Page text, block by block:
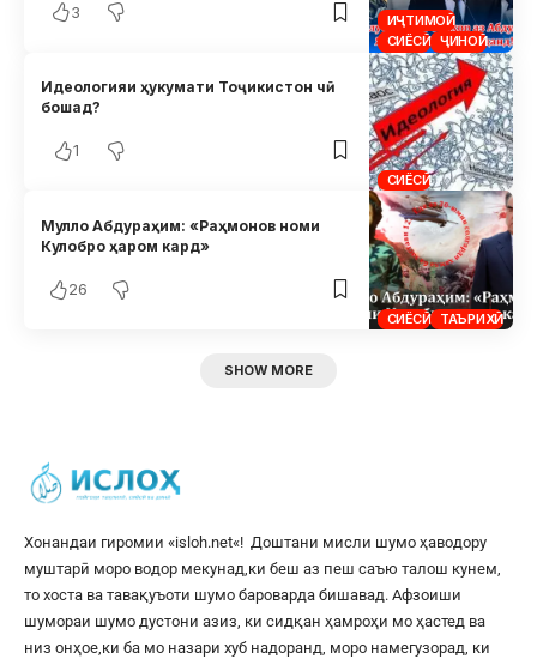
ИҶТИМОӢ
СИЁСӢ
ҶИНОӢ
3
СИЁСӢ
Идеологияи ҳукумати Тоҷикистон чӣ
бошад?
1
СИЁСӢ ТАЪРИХӢ
Мулло Абдураҳим: «Раҳмонов номи
Кулобро ҳаром кард»
26
SHOW MORE
Хонандаи гиромии «isloh.net«! Доштани мисли шумо ҳаводору
муштарӣ моро водор мекунад,ки беш аз пеш саъю талош кунем,
то хоста ва тавақуъоти шумо бароварда бишавад. Афзоиши
шумораи шумо дустони азиз, ки сидқан ҳамроҳи мо ҳастед ва
низ онҳое,ки ба мо назари хуб надоранд, моро намегузорад, ки